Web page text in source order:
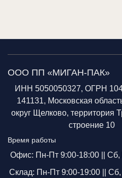
ООО ПП «МИГАН-ПАК»
ИНН 5050050327, ОГРН
141131, Московская
округ Щелково, территория
строение 10
Время работы
Офис: Пн-Пт 9:00-18:00 || Сб,
Склад: Пн-Пт 9:00-19:00 || Сб,